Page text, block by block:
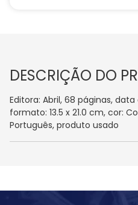
DESCRIÇÃO DO
Editora: Abril, 68 páginas,
formato: 13.5 x 21.0 cm, cor:
Português, produto usado